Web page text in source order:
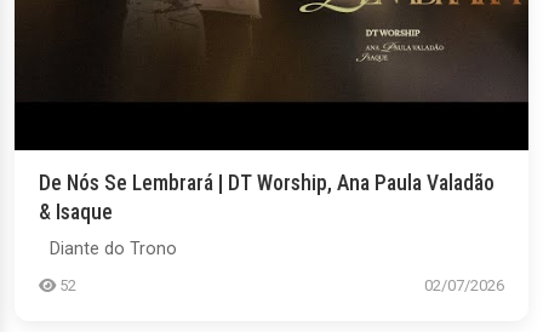
De Nós Se Lembrará | DT Worship, Ana Paula Valadão
& Isaque
Diante do Trono
52 02/07/2026